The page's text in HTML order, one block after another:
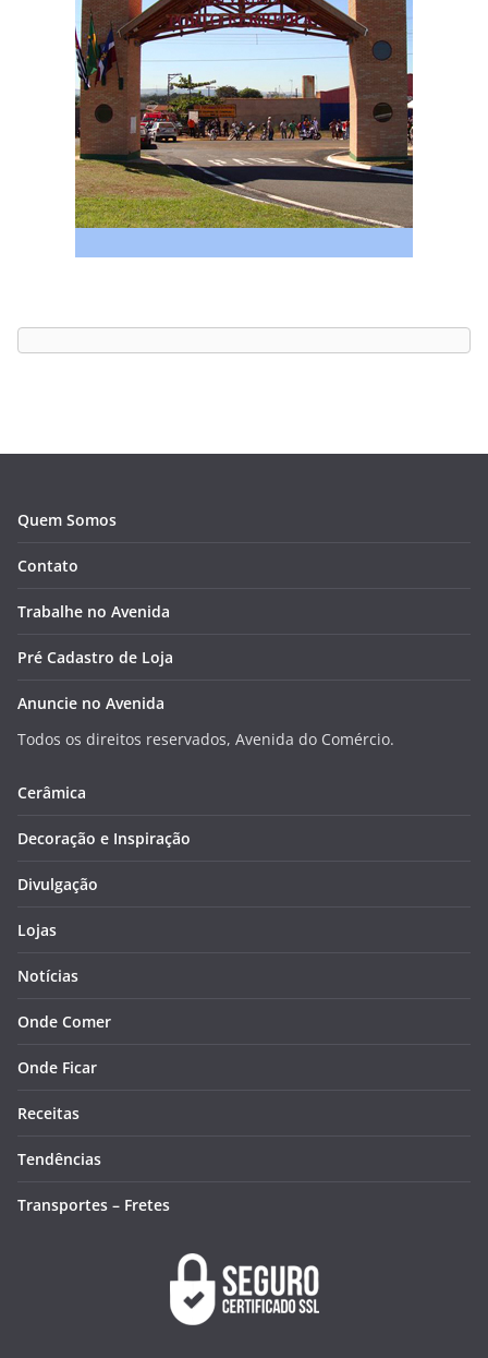
Quem Somos
Contato
Trabalhe no Avenida
Pré Cadastro de Loja
Anuncie no Avenida
Todos os direitos reservados, Avenida do Comércio.
Cerâmica
Decoração e Inspiração
Divulgação
Lojas
Notícias
Onde Comer
Onde Ficar
Receitas
Tendências
Transportes – Fretes